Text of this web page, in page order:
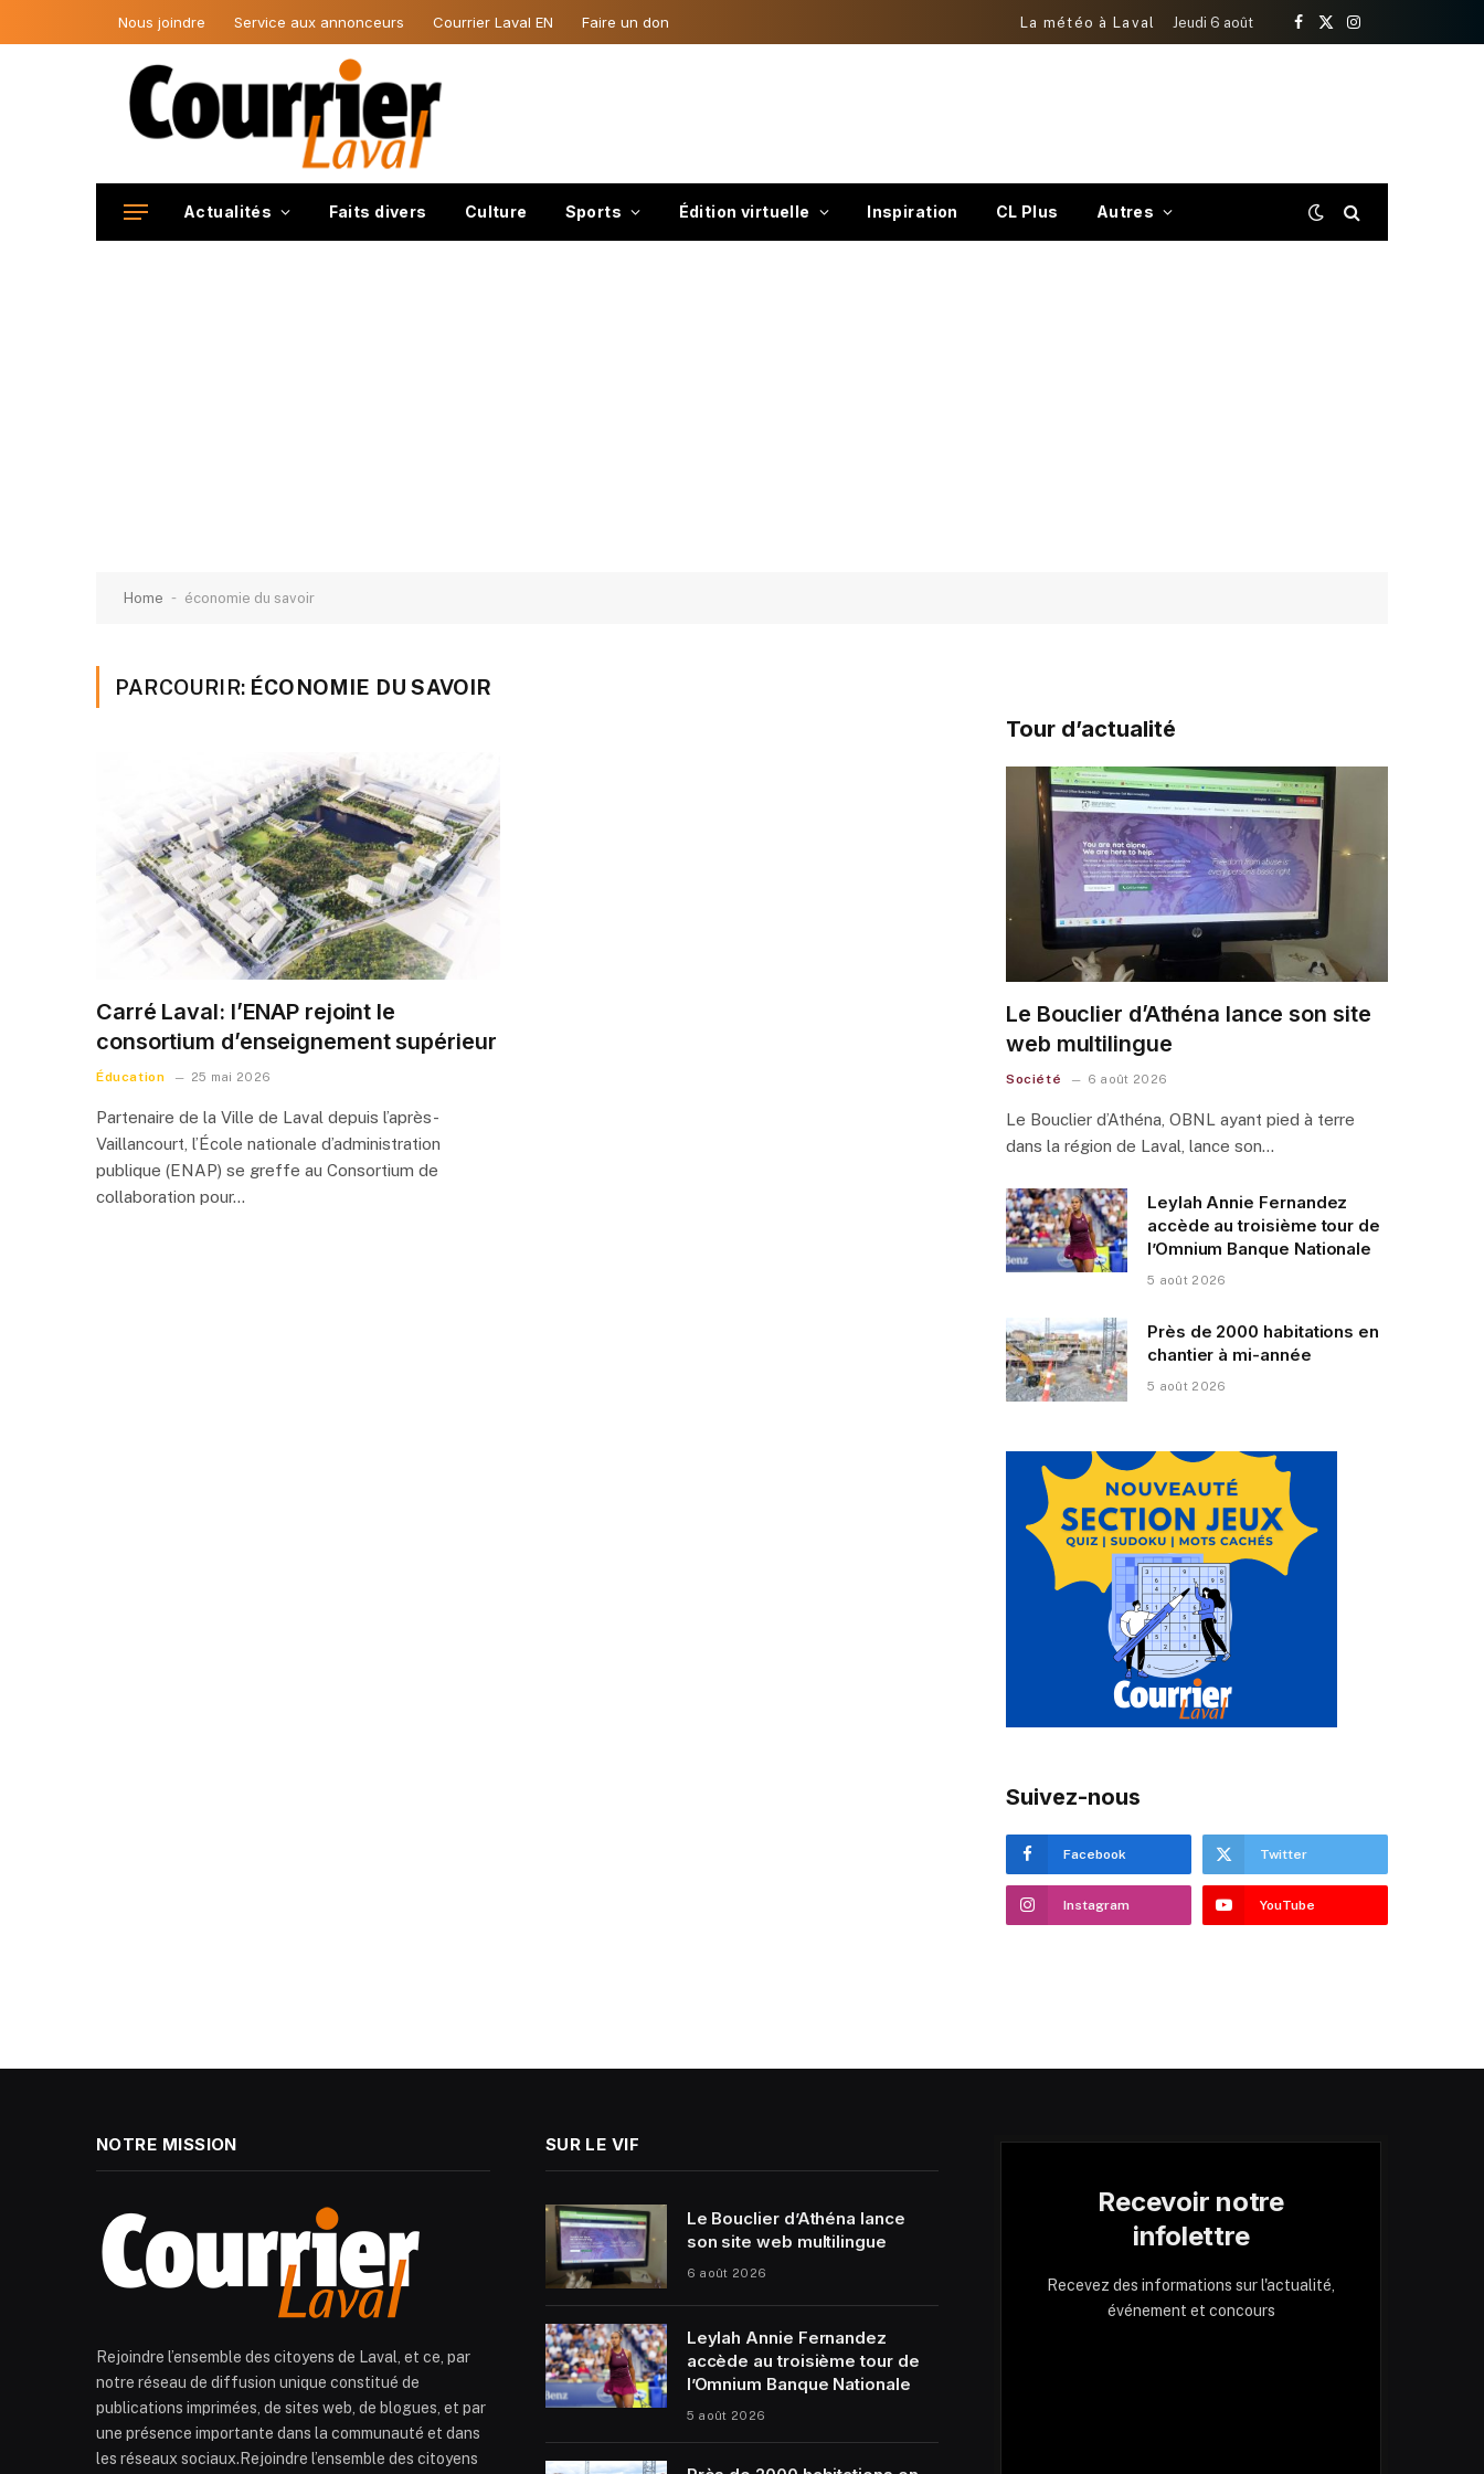
Nous joindre Service aux annonceurs Courrier Laval EN Faire un don La météo à Laval Jeudi 6 août
Facebook
X
Instagram
Actualités Faits divers Culture Sports Édition virtuelle Inspiration CL Plus Autres
Home - économie du savoir
PARCOURIR: ÉCONOMIE DU SAVOIR
Carré Laval: l’ENAP rejoint le
consortium d’enseignement supérieur
Éducation 25 mai 2026
Partenaire de la Ville de Laval depuis l’après-
Vaillancourt, l’École nationale d’administration
publique (ENAP) se greffe au Consortium de
collaboration pour…
Tour d’actualité
Le Bouclier d’Athéna lance son site
web multilingue
Société 6 août 2026
Le Bouclier d’Athéna, OBNL ayant pied à terre
dans la région de Laval, lance son…
Leylah Annie Fernandez
accède au troisième tour de
l’Omnium Banque Nationale
5 août 2026
Près de 2000 habitations en
chantier à mi-année
5 août 2026
Suivez-nous
Facebook Twitter
Instagram YouTube
NOTRE MISSION
Rejoindre l’ensemble des citoyens de Laval, et ce, par
notre réseau de diffusion unique constitué de
publications imprimées, de sites web, de blogues, et par
une présence importante dans la communauté et dans
les réseaux sociaux.Rejoindre l’ensemble des citoyens
SUR LE VIF
Le Bouclier d’Athéna lance
son site web multilingue
6 août 2026
Leylah Annie Fernandez
accède au troisième tour de
l’Omnium Banque Nationale
5 août 2026
Recevoir notre
infolettre
Recevez des informations sur l'actualité,
événement et concours